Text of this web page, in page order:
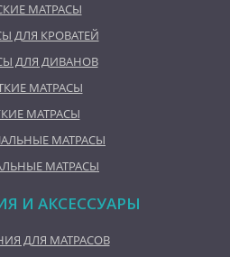
МАТРАСЫ
ДЛЯ КРОВАТЕЙ
ДЛЯ ДИВАНОВ
МАТРАСЫ
МАТРАСЫ
МАТРАСЫ
МАТРАСЫ
И АКСЕССУАРЫ
ДЛЯ МАТРАСОВ